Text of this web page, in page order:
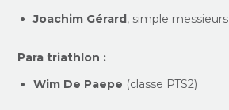
Joachim Gérard, simple messieurs
Para triathlon :
Wim De Paepe (classe PTS2)